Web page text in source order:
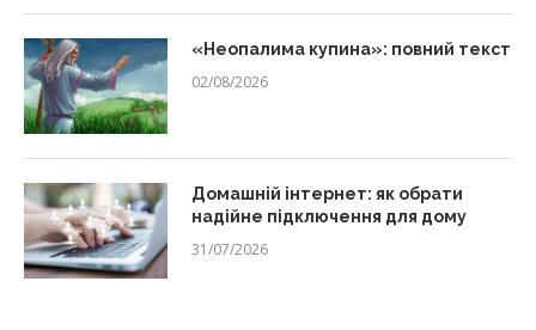
«Неопалима купина»: повний текст
02/08/2026
Домашній інтернет: як обрати
надійне підключення для дому
31/07/2026